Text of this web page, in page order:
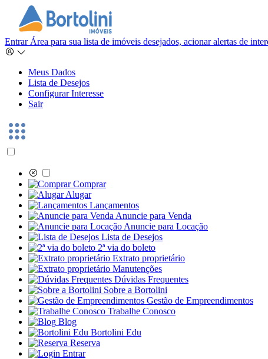
Entrar Área para sua lista de imóveis desejados, acionar alertas de
Meus Dados
Lista de Desejos
Configurar Interesse
Sair
Comprar
Alugar
Lançamentos
Anuncie para Venda
Anuncie para Locação
Lista de Desejos
2ª via do boleto
Extrato proprietário
Manutenções
Dúvidas Frequentes
Sobre a Bortolini
Gestão de Empreendimentos
Trabalhe Conosco
Blog
Bortolini Edu
Reserva
Entrar